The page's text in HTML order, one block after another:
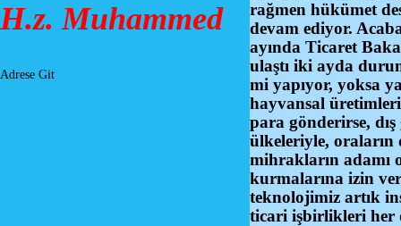
H.z. Muhammed
Adrese Git
rağmen hükümet
devam ediyor.
ayında Ticaret
ulaştı iki ayda
mi yapıyor, yoksa
hayvansal
para gönderirse,
ülkeleriyle, oraların
mihrakların adamı
kurmalarına izin
teknolojimiz artık
ticari işbirlikleri her